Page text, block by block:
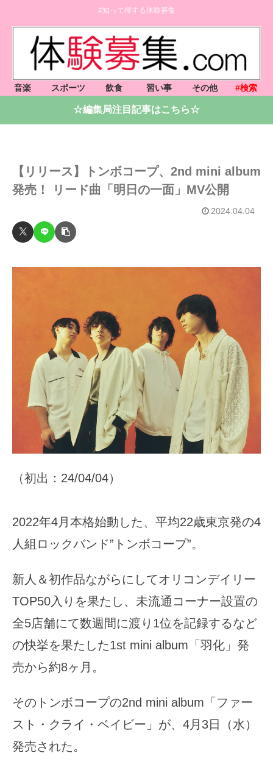
#知って得する体験募集
音楽 スポーツ 飲食 習い事 その他 #検索
☆編集局注目記事はこちら☆
【リリース】トンボコープ、2nd mini album
発売！ リード曲「明日の一面」MV公開
2024.04.04
（初出：24/04/04）
2022年4月本格始動した、平均22歳東京発の4
人組ロックバンド”トンボコープ”。
新人＆初作品ながらにしてオリコンデイリー
TOP50入りを果たし、未流通コーナー設置の
全5店舗にて数週間に渡り1位を記録するなど
の快挙を果たした1st mini album「羽化」発
売から約8ヶ月。
そのトンボコープの2nd mini album「ファー
スト・クライ・ベイビー」が、4月3日（水）
発売された。